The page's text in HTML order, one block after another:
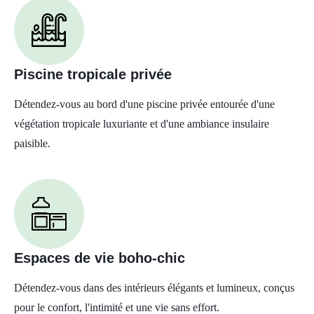
Piscine tropicale privée
Détendez-vous au bord d'une piscine privée entourée d'une
végétation tropicale luxuriante et d'une ambiance insulaire
paisible.
Espaces de vie boho-chic
Détendez-vous dans des intérieurs élégants et lumineux, conçus
pour le confort, l'intimité et une vie sans effort.